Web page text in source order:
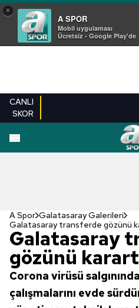
×
A SPOR
Mobil uygulaması
Ücretsiz - Google Play'de
CANLI
SKOR
EN YENILER
A Spor Galatasaray Galerileri
Galatasaray transferde gözünü
Galatasaray
gözünü
Corona virüsü
çalışmalarını evde